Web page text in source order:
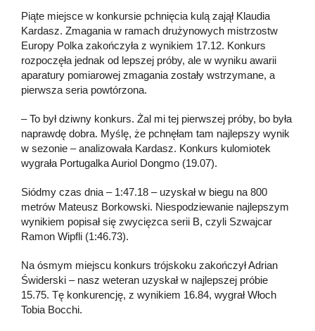
Piąte miejsce w konkursie pchnięcia kulą zajął Klaudia
Kardasz. Zmagania w ramach drużynowych mistrzostw
Europy Polka zakończyła z wynikiem 17.12. Konkurs
rozpoczęła jednak od lepszej próby, ale w wyniku awarii
aparatury pomiarowej zmagania zostały wstrzymane, a
pierwsza seria powtórzona.
– To był dziwny konkurs. Żal mi tej pierwszej próby, bo była
naprawdę dobra. Myślę, że pchnęłam tam najlepszy wynik
w sezonie – analizowała Kardasz. Konkurs kulomiotek
wygrała Portugalka Auriol Dongmo (19.07).
Siódmy czas dnia – 1:47.18 – uzyskał w biegu na 800
metrów Mateusz Borkowski. Niespodziewanie najlepszym
wynikiem popisał się zwycięzca serii B, czyli Szwajcar
Ramon Wipfli (1:46.73).
Na ósmym miejscu konkurs trójskoku zakończył Adrian
Świderski – nasz weteran uzyskał w najlepszej próbie
15.75. Tę konkurencję, z wynikiem 16.84, wygrał Włoch
Tobia Bocchi.